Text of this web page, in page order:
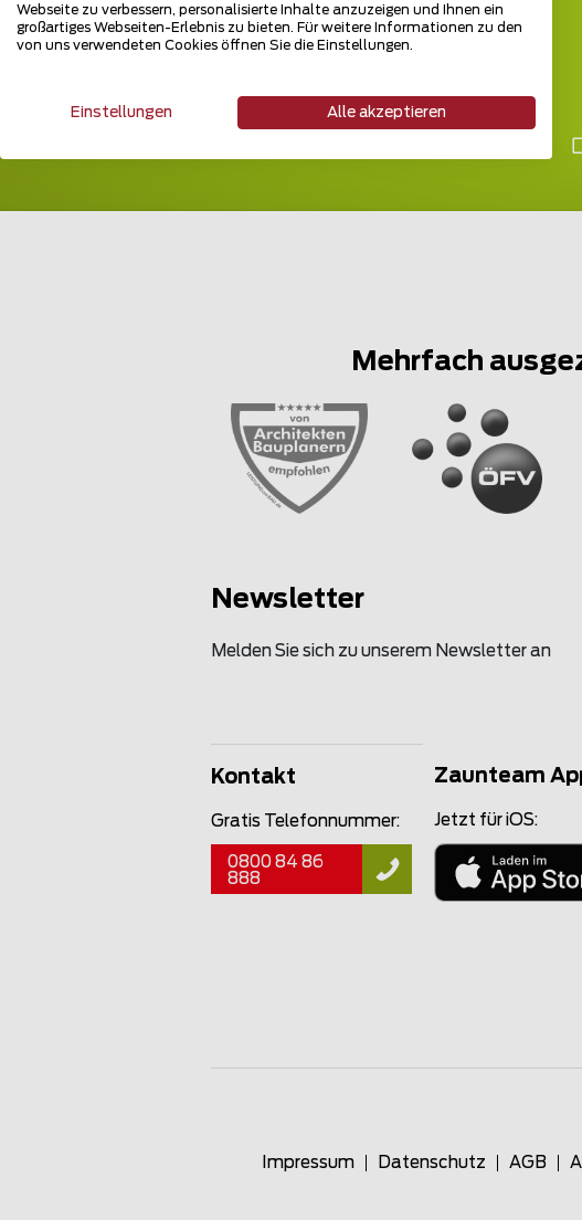
Mehrfach
Newsletter
Melden Sie sich zu unserem Newsletter an
Kontakt
Gratis Telefonnummer:
0800 84 86
888
Zaunteam
Jetzt für iOS:
Impressum Datenschutz AGB
Webseite zu verbessern, personalisierte Inhalte anzuzeigen und Ihnen ein
großartiges Webseiten-Erlebnis zu bieten. Für weitere Informationen zu den
von uns verwendeten Cookies öffnen Sie die Einstellungen.
Einstellungen Alle akzeptieren